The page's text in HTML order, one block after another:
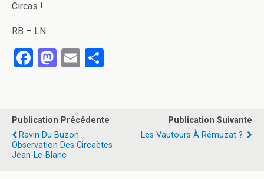
Circas !
RB – LN
F
b
o
o
k
M
o
d
o
n
E
g
Publication Précédente
Ravin Du Buzon :
Observation Des Circaètes
Jean-Le-Blanc
Publication Suivante
Les Vautours À Rémuzat ?